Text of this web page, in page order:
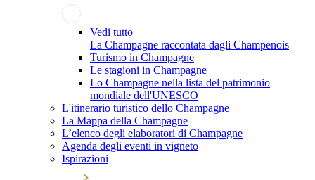
Vedi tutto
La Champagne raccontata dagli Champenois
Turismo in Champagne
Le stagioni in Champagne
Lo Champagne nella lista del patrimonio
mondiale dell'UNESCO
L'itinerario turistico dello Champagne
La Mappa della Champagne
L’elenco degli elaboratori di Champagne
Agenda degli eventi in vigneto
Ispirazioni